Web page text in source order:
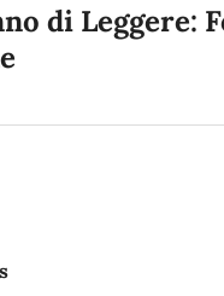
di Leggere: